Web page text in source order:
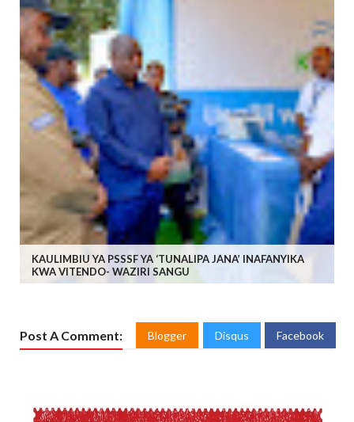
KAULIMBIU YA PSSSF YA ‘TUNALIPA JANA’ INAFANYIKA
KWA VITENDO- WAZIRI SANGU
Post A Comment: Blogger Disqus Facebook